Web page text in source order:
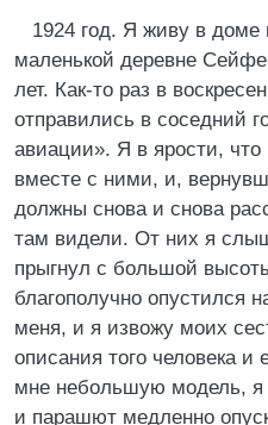
1924 год. Я живу в доме
маленькой деревне
лет. Как-то раз в
отправились в соседний
авиации». Я в ярости,
вместе с ними, и,
должны снова и снова
там видели. От них я
прыгнул с большой
благополучно опустился
меня, и я извожу моих
описания того человека
мне небольшую модель, я
и парашют медленно